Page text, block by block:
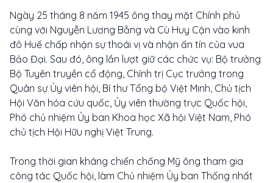
Ngày 25 tháng 8 năm 1945 ông thay mặt Chính phủ
cùng với Nguyễn Lương Bằng và Cù Huy Cận vào kinh
đô Huế chấp nhận sự thoái vị và nhận ấn tín của vua
Bảo Đại. Sau đó, ông lần lượt giữ các chức vụ: Bộ trưởng
Bộ Tuyên truyền cổ động, Chính trị Cục trưởng trong
Quân sự Ủy viên hội, Bí thư Tổng bộ Việt Minh, Chủ tịch
Hội Văn hóa cứu quốc, Ủy viên thường trực Quốc hội,
Phó chủ nhiệm Ủy ban Khoa học Xã hội Việt Nam, Phó
chủ tịch Hội Hữu nghị Việt Trung.
Trong thời gian kháng chiến chống Mỹ ông tham gia
công tác Quốc hội, làm Chủ nhiệm Ủy ban Thống nhất